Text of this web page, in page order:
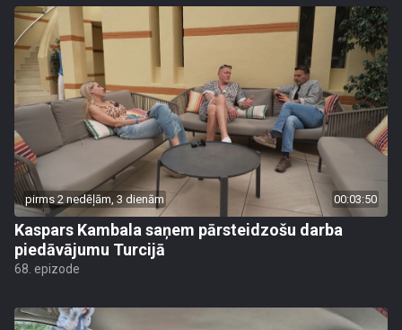
pirms 2 nedēļām, 3 dienām 00:03:50
Kaspars Kambala saņem pārsteidzošu darba
piedāvājumu Turcijā
68. epizode